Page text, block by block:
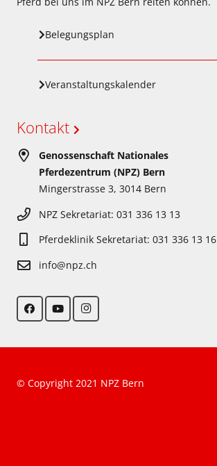
Belegungsplan
Veranstaltungskalender
Kontakt
Genossenschaft Nationales
Pferdezentrum (NPZ) Bern
Mingerstrasse 3, 3014 Bern
NPZ Sekretariat: 031 336 13 13
Pferdeklinik Sekretariat: 031 336 13 16
info@npz.ch
© Copyright 2021 NPZ Bern